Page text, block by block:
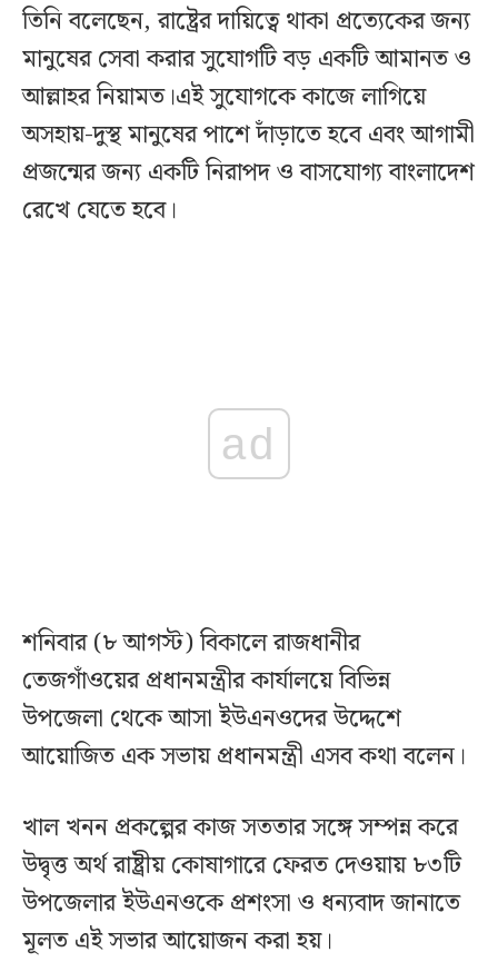
তিনি বলেছেন, রাষ্ট্রের দায়িত্বে থাকা প্রত্যেকের জন্য
মানুষের সেবা করার সুযোগটি বড় একটি আমানত ও
আল্লাহর নিয়ামত।এই সুযোগকে কাজে লাগিয়ে
অসহায়-দুস্থ মানুষের পাশে দাঁড়াতে হবে এবং আগামী
প্রজন্মের জন্য একটি নিরাপদ ও বাসযোগ্য বাংলাদেশ
রেখে যেতে হবে।
ad
শনিবার (৮ আগস্ট) বিকালে রাজধানীর
তেজগাঁওয়ের প্রধানমন্ত্রীর কার্যালয়ে বিভিন্ন
উপজেলা থেকে আসা ইউএনওদের উদ্দেশে
আয়োজিত এক সভায় প্রধানমন্ত্রী এসব কথা বলেন।
খাল খনন প্রকল্পের কাজ সততার সঙ্গে সম্পন্ন করে
উদ্বৃত্ত অর্থ রাষ্ট্রীয় কোষাগারে ফেরত দেওয়ায় ৮৩টি
উপজেলার ইউএনওকে প্রশংসা ও ধন্যবাদ জানাতে
মূলত এই সভার আয়োজন করা হয়।